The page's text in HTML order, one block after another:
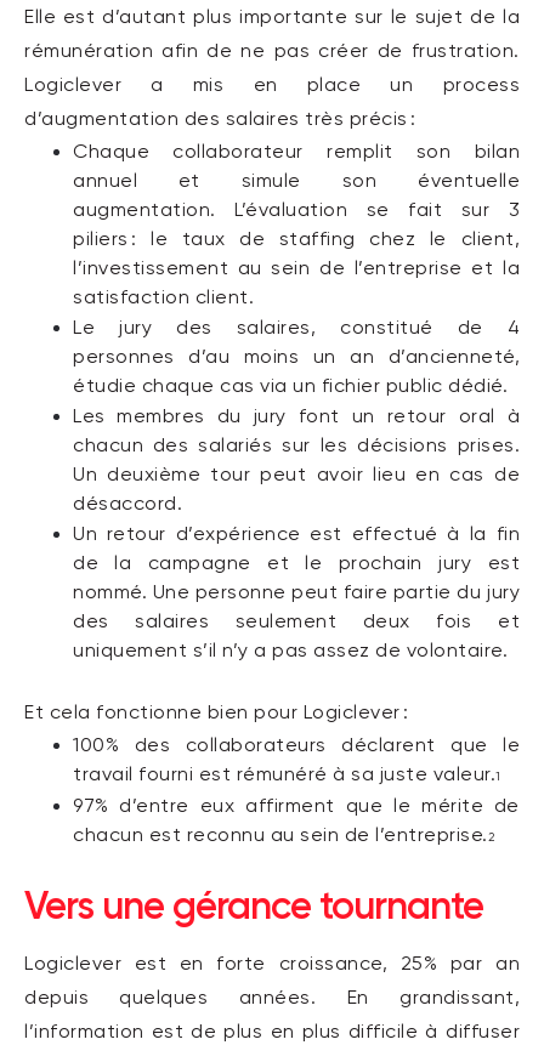
Elle est d’autant plus importante sur le sujet de la
rémunération afin de ne pas créer de frustration.
Logiclever a mis en place un process
d’augmentation des salaires très précis :
Chaque collaborateur remplit son bilan
annuel et simule son éventuelle
augmentation.
L’évaluation se fait sur 3
piliers : le taux de staffing chez le client,
’investissement au sein de l’entreprise et
la
satisfaction client.
Le jury des salaires, constitué de 4
personnes d’au moins un an d’ancienneté,
étudie chaque cas via un fichier public dédié.
Les membres du jury font un retour oral à
chacun des salariés sur les décisions prises.
Un deuxième tourpeut avoir lieu en cas de
désaccord .
Un retour d’expérience est effectué à la fin
de la campagne et le prochain jury est
nommé. Une personne peut faire partie du jury
des salaires seulement deux fois et
uniquement s’il n’y a pas assez de volontaire.
Et cela fonctionne bien pour Logiclever :
100% des collaborateurs déclarent que le
travail fourni est rémunéré à sa juste valeur.1
97% d’entre eux affirment que le mérite de
chacun est reconnu au sein de l’entreprise. 2
Vers une gérance tournante
Logiclever est en forte croissance, 25% par an
depuis quelques années. En
grandissant,
l’information est de plus en plus difficile à diffuser